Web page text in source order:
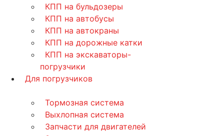
КПП на бульдозеры
КПП на автобусы
КПП на автокраны
КПП на дорожные катки
КПП на экскаваторы-
погрузчики
Для погрузчиков
Тормозная система
Выхлопная система
Запчасти для двигателей